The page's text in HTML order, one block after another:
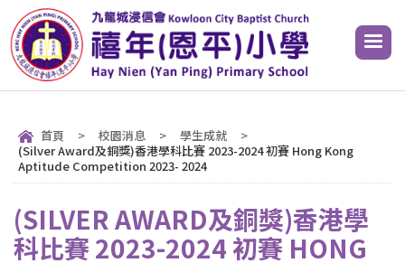
首頁 > 校園消息 > 學生成就
>
(Silver Award及銅獎)香港學科比賽 2023-2024 初賽 Hong Kong
Aptitude Competition 2023- 2024
(SILVER AWARD及銅獎)香港學
科比賽 2023-2024 初賽 HONG